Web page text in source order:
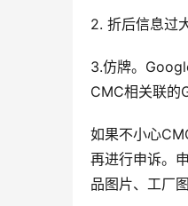
2. 折后信息过
3.仿牌。
CMC相关联的
如果不小心
再进行申诉。
品图片、工厂